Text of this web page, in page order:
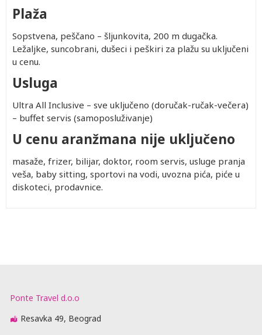
Plaža
Sopstvena, peščano – šljunkovita, 200 m dugačka.
Ležaljke, suncobrani, dušeci i peškiri za plažu su uključeni
u cenu.
Usluga
Ultra All Inclusive – sve uključeno (doručak-ručak-večera)
– buffet servis (samoposluživanje)
U cenu aranžmana nije uključeno
masaže, frizer, bilijar, doktor, room servis, usluge pranja
veša, baby sitting, sportovi na vodi, uvozna pića, piće u
diskoteci, prodavnice.
Ponte Travel d.o.o
Resavka 49, Beograd